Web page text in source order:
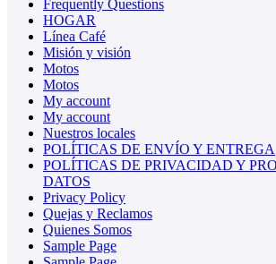
Frequently Questions
HOGAR
Línea Café
Misión y visión
Motos
Motos
My account
My account
Nuestros locales
POLÍTICAS DE ENVÍO Y ENTREGA
POLÍTICAS DE PRIVACIDAD Y
DATOS
Privacy Policy
Quejas y Reclamos
Quienes Somos
Sample Page